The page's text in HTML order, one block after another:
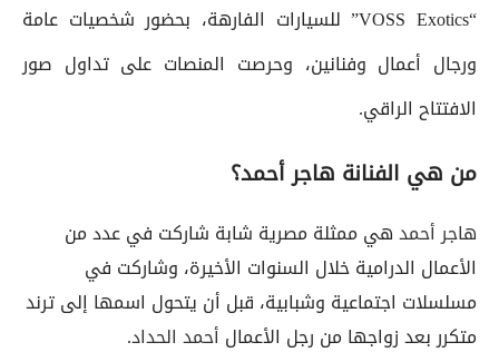
“VOSS Exotics” للسيارات الفارهة، بحضور شخصيات عامة
ورجال أعمال وفنانين، وحرصت المنصات على تداول صور
الافتتاح الراقي.
من هي الفنانة هاجر أحمد؟
هاجر أحمدهي ممثلة مصرية شابة شاركت في عدد من
الأعمال الدرامية خلال السنوات الأخيرة، وشاركت في
مسلسلات اجتماعية وشبابية، قبل أن يتحول اسمها إلى ترند
متكرر بعد زواجها من رجل الأعمال أحمد الحداد.